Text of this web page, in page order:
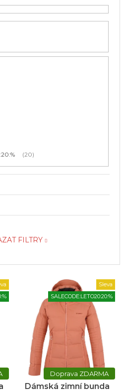
20
FILTRY
Sleva
SALECODE:LETO20:20:%
ZDARMA
Dámská zimní bunda